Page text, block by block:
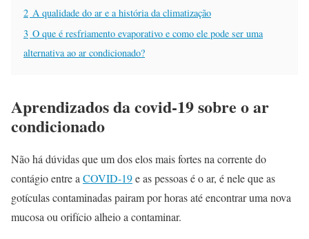
2 A qualidade do ar e a história da climatização
3 O que é resfriamento evaporativo e como ele pode ser uma
alternativa ao ar condicionado?
Aprendizados da covid-19 sobre o ar
condicionado
Não há dúvidas que um dos elos mais fortes na corrente do
contágio entre aCOVID-19e as pessoas é o ar, é nele que as
gotículas contaminadas pairam por horas até encontrar uma nova
mucosa ou orifício alheio a contaminar.